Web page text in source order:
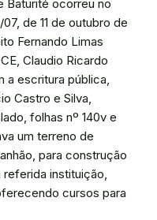
Baturité ocorreu no
de 11 de outubro de
Fernando Limas
Claudio Ricardo
escritura pública,
Castro e Silva,
folhas nº 140v e
um terreno de
para construção
instituição,
cursos para